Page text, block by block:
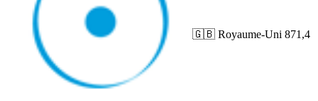
🇬🇧 Royaume-Uni 871,4